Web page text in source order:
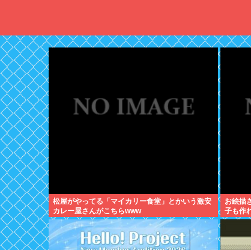
松屋がやってる「マイカリー食堂」とかいう激安
カレー屋さんがこちらwww
お絵描
子も作